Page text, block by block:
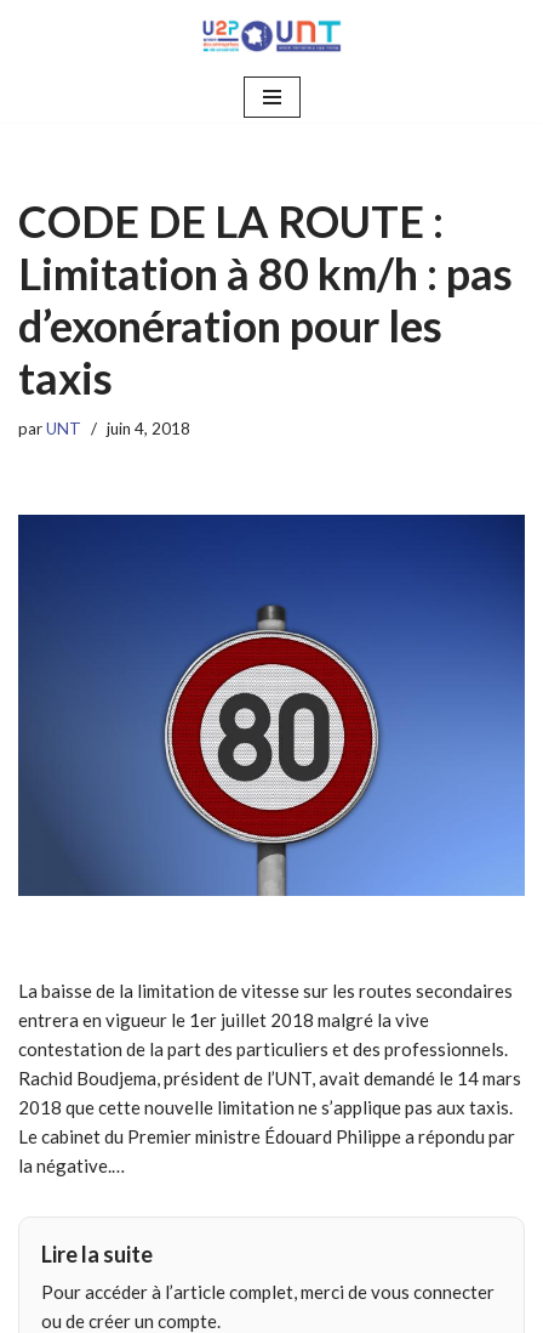
CODE DE LA ROUTE :
Limitation à 80 km/h : pas
d’exonération pour les
taxis
parUNT juin 4, 2018
La baisse de la limitation de vitesse sur les routes secondaires
entrera en vigueur le 1er juillet 2018 malgré la vive
contestation de la part des particuliers et des professionnels.
Rachid Boudjema, président de l’UNT, avait demandé le 14 mars
2018 que cette nouvelle limitation ne s’applique pas aux taxis.
Le cabinet du Premier ministre Édouard Philippe a répondu par
la négative.…
Lire la suite
Pour accéder à l’article complet, merci de vous connecter
ou de créer un compte.